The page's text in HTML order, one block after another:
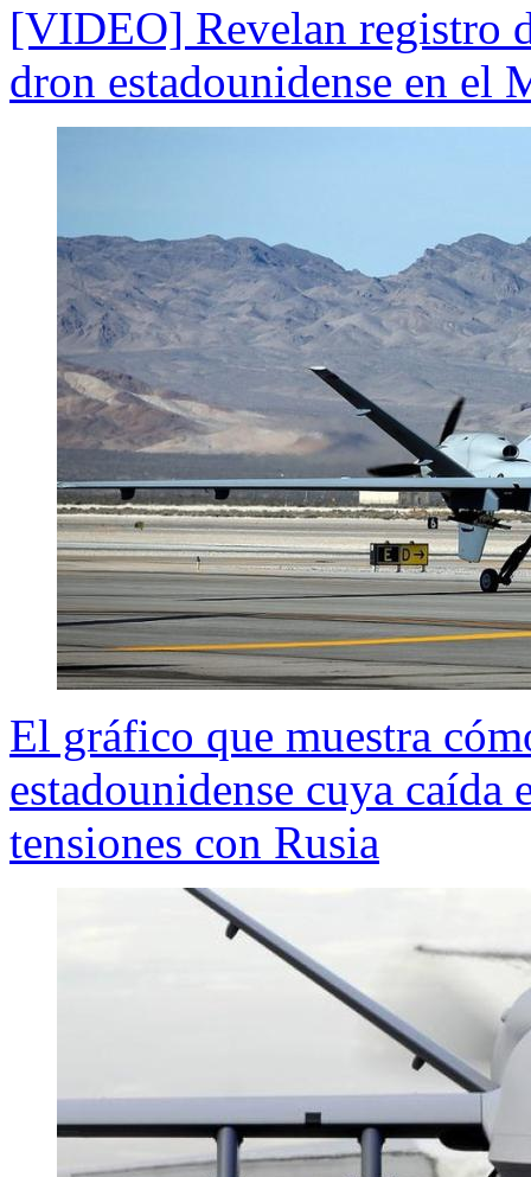
[VIDEO] Revelan registro
dron estadounidense en el
El gráfico que muestra
estadounidense cuya caída
tensiones con Rusia